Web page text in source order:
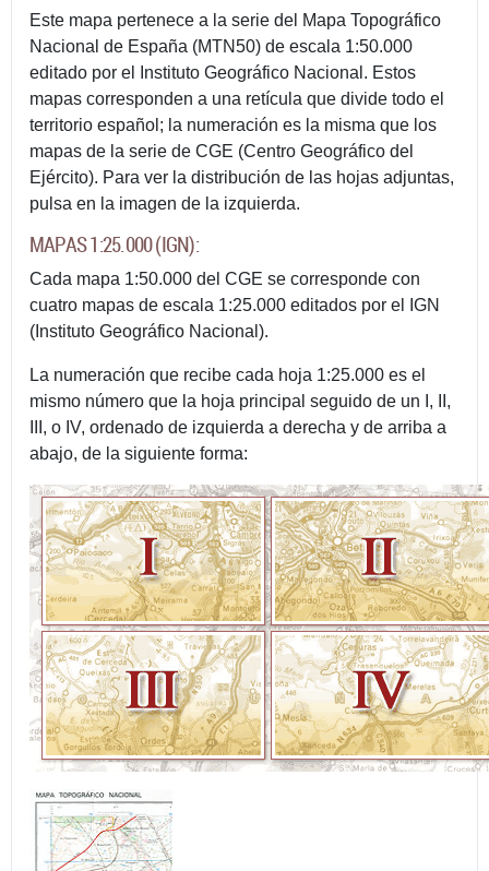
Este mapa pertenece a la serie del Mapa Topográfico
Nacional de España (MTN50) de escala 1:50.000
editado por el Instituto Geográfico Nacional. Estos
mapas corresponden a una retícula que divide todo el
territorio español; la numeración es la misma que los
mapas de la serie de CGE (Centro Geográfico del
Ejército). Para ver la distribución de las hojas adjuntas,
pulsa en la imagen de la izquierda.
MAPAS 1:25.000 (IGN):
Cada mapa 1:50.000 del CGE se corresponde con
cuatro mapas de escala 1:25.000 editados por el IGN
(Instituto Geográfico Nacional).
La numeración que recibe cada hoja 1:25.000 es el
mismo número que la hoja principal seguido de un I, II,
III, o IV, ordenado de izquierda a derecha y de arriba a
abajo, de la siguiente forma: